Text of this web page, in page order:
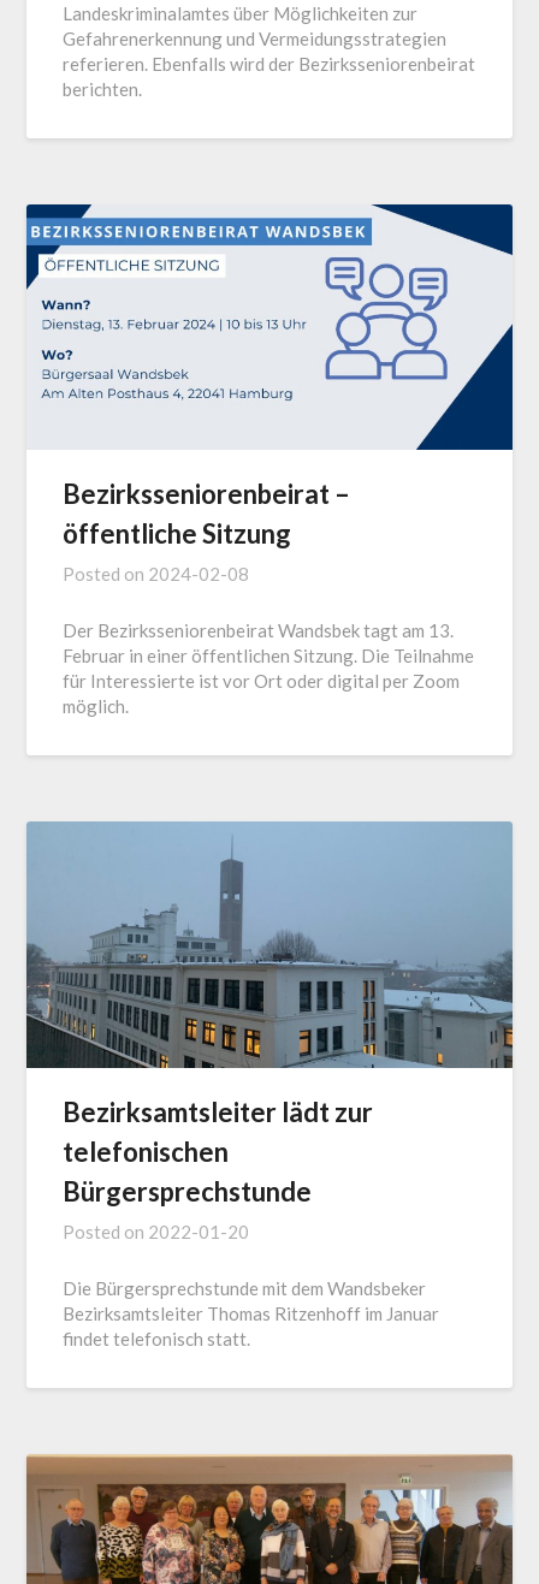
Landeskriminalamtes über Möglichkeiten zur
Gefahrenerkennung und Vermeidungsstrategien
referieren. Ebenfalls wird der Bezirksseniorenbeirat
berichten.
Bezirksseniorenbeirat –
öffentliche Sitzung
Posted on 2024-02-08
Der Bezirksseniorenbeirat Wandsbek tagt am 13.
Februar in einer öffentlichen Sitzung. Die Teilnahme
für Interessierte ist vor Ort oder digital per Zoom
möglich.
Bezirksamtsleiter lädt zur
telefonischen
Bürgersprechstunde
Posted on 2022-01-20
Die Bürgersprechstunde mit dem Wandsbeker
Bezirksamtsleiter Thomas Ritzenhoff im Januar
findet telefonisch statt.